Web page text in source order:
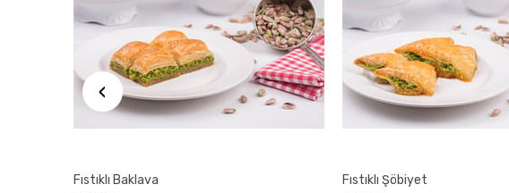
Fıstıklı Baklava Fıstıklı Şöbiyet
‹